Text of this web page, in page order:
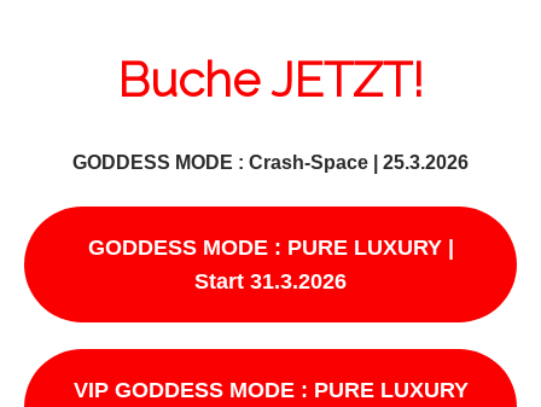
Buche JETZT!
GODDESS MODE : Crash-Space | 25.3.2026
GODDESS MODE : PURE LUXURY |
Start 31.3.2026
VIP GODDESS MODE : PURE LUXURY